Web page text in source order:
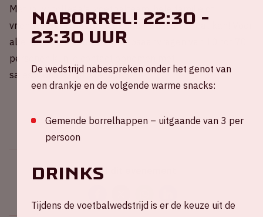
Met jouw collega's, voetbalteam, hele familie of
vriendengroep naar Nederland - Duitsland? dat kan! Voor
alle informatie omtrent groepsaanvragen van 10 tot 70
personen kun je contact opnemen met
sales@johancruijffarena.nl.
Deel dit evenement
NABORREL! 22:30 -
23:30 uur
De wedstrijd nabespreken onder het genot van
een drankje en de volgende warme snacks:
Gemende borrelhappen – uitgaande van 3 per
persoon
DRINKS
Tijdens de voetbalwedstrijd is er de keuze uit de